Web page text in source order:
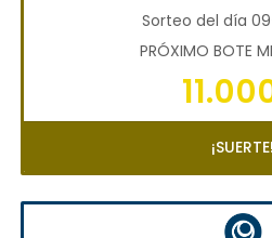
Sorteo del día
PRÓXIMO BOTE
¡SUERTE!